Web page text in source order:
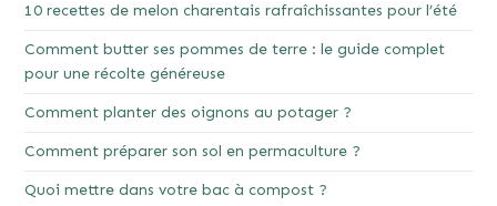
10 recettes de melon charentais rafraîchissantes pour l’été
Comment butter ses pommes de terre : le guide complet
pour une récolte généreuse
Comment planter des oignons au potager ?
Comment préparer son sol en permaculture ?
Quoi mettre dans votre bac à compost ?